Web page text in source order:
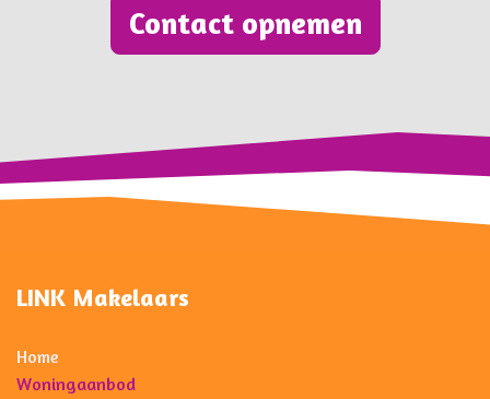
Contact opnemen
LINK Makelaars
Home
Woningaanbod